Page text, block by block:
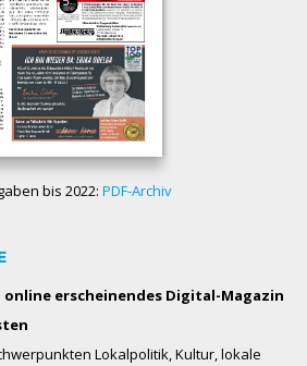
bis 2022: PDF-Archiv
erscheinendes Digital-Magazin
Lokalpolitik, Kultur, lokale